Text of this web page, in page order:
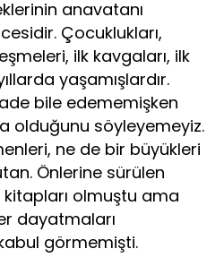
anavatanı
Çocuklukları,
ilk kavgaları, ilk
yaşamışlardır.
bile edememişken
olduğunu söyleyemeyiz.
ne de bir büyükleri
Önlerine sürülen
olmuştu ama
dayatmaları
görmemişti.